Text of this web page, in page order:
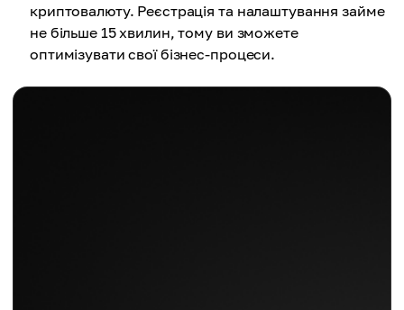
криптовалюту. Реєстрація та налаштування займе
не більше 15 хвилин, тому ви зможете
оптимізувати свої бізнес-процеси.